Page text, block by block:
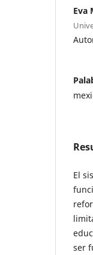
Eva
El
ser